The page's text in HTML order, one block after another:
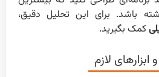
باشد. برای این تحلیل دقیق،
کمک بگیرید.